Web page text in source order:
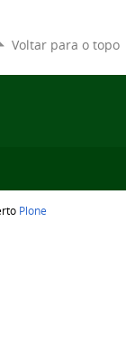
Voltar para o topo
Plone